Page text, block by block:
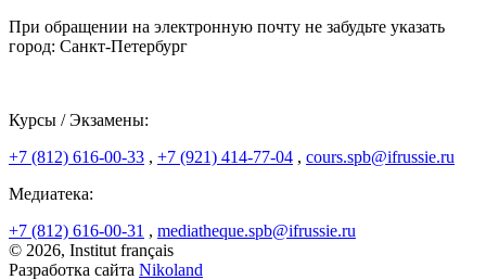
При обращении на электронную почту не забудьте указать
город: Санкт-Петербург
Курсы / Экзамены:
+7 (812) 616-00-33 , +7 (921) 414-77-04 , cours.spb@ifrussie.ru
Медиатека:
+7 (812) 616-00-31 , mediatheque.spb@ifrussie.ru
© 2026, Institut français
Разработка сайта Nikoland